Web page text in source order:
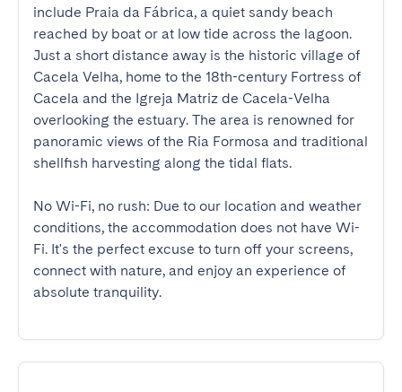
include Praia da Fábrica, a quiet sandy beach
reached by boat or at low tide across the lagoon.
Just a short distance away is the historic village of
Cacela Velha, home to the 18th-century Fortress of
Cacela and the Igreja Matriz de Cacela-Velha
overlooking the estuary. The area is renowned for
panoramic views of the Ria Formosa and traditional
shellfish harvesting along the tidal flats.
No Wi-Fi, no rush: Due to our location and weather
conditions, the accommodation does not have Wi-
Fi. It's the perfect excuse to turn off your screens,
connect with nature, and enjoy an experience of
absolute tranquility.